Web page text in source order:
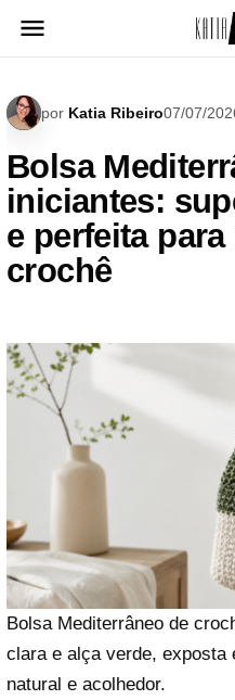
para
por Katia Ribeiro07/07/
Bolsa
iniciantes:
e perfeita
crochê
Bolsa Mediterrâneo de
clara e alça verde, exposta
natural e acolhedor.